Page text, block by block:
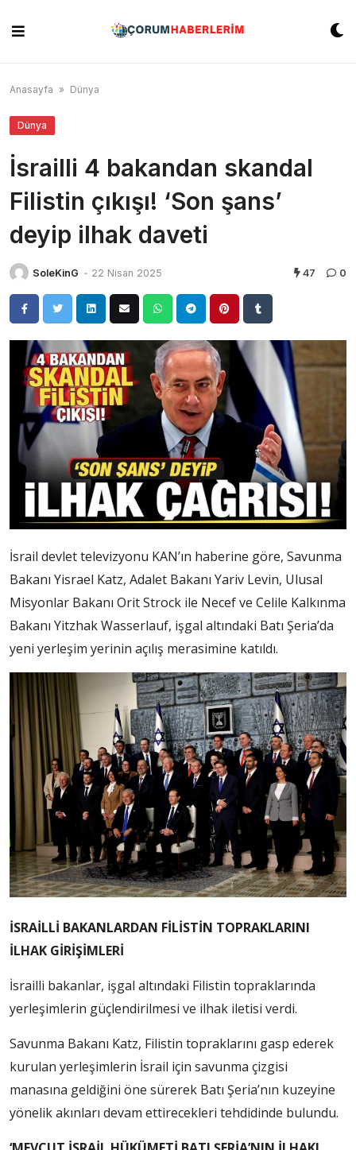
content
Anasayfa » Dünya
Dünya
İsrailli 4 bakandan skandal
Filistin çıkışı! ‘Son şans’
deyip ilhak daveti
SoleKinG - 22 Nisan 2025 47 0
İsrail devlet televizyonu KAN’ın haberine göre, Savunma
Bakanı Yisrael Katz, Adalet Bakanı Yariv Levin, Ulusal
Misyonlar Bakanı Orit Strock ile Necef ve Celile Kalkınma
Bakanı Yitzhak Wasserlauf, işgal altındaki Batı Şeria’da
yeni yerleşim yerinin açılış merasimine katıldı.
İSRAİLLİ BAKANLARDAN FİLİSTİN TOPRAKLARINI
İLHAK GİRİŞİMLERİ
İsrailli bakanlar, işgal altındaki Filistin topraklarında
yerleşimlerin güçlendirilmesi ve ilhak iletisi verdi.
Savunma Bakanı Katz, Filistin topraklarını gasp ederek
kurulan yerleşimlerin İsrail için savunma çizgisi
manasına geldiğini öne sürerek Batı Şeria’nın kuzeyine
yönelik akınları devam ettirecekleri tehdidinde bulundu.